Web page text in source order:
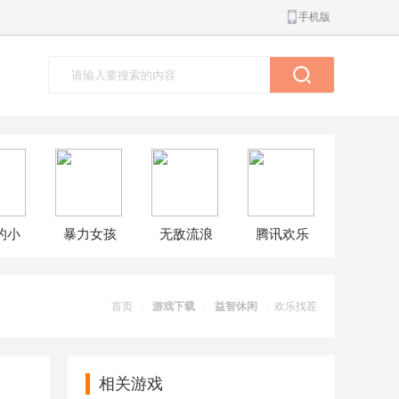
手机版
小 暴力女孩 无敌流浪 腾讯欢乐
版
首页 > 游戏下载 > 益智休闲 > 欢乐找茬
相关游戏